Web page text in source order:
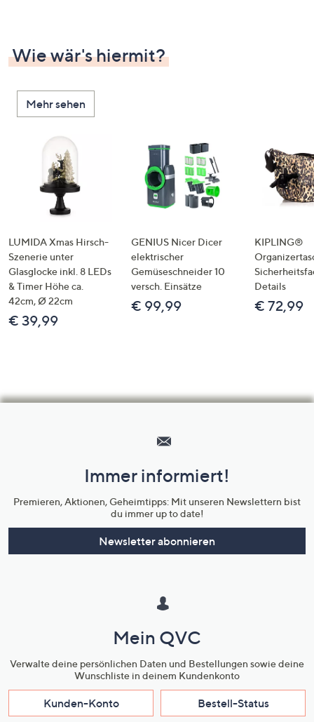
Wie wär's hiermit?
Mehr sehen
LUMIDA Xmas Hirsch-
Szenerie unter
Glasglocke inkl. 8 LEDs
& Timer Höhe ca.
42cm, Ø 22cm
€ 39,99
GENIUS Nicer Dicer
elektrischer
Gemüseschneider 10
versch. Einsätze
€ 99,99
KIPLING®
Details
€ 72,99
Unternehmensinformationen
Immer informiert!
Premieren, Aktionen, Geheimtipps: Mit unseren Newslettern bist
du immer up to date!
Newsletter abonnieren
Mein QVC
Verwalte deine persönlichen Daten und Bestellungen sowie deine
Wunschliste in deinem Kundenkonto
Kunden-Konto Bestell-Status